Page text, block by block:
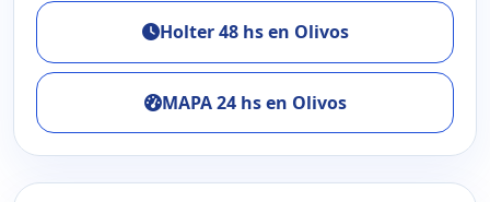
Holter 48 hs en Olivos
MAPA 24 hs en Olivos